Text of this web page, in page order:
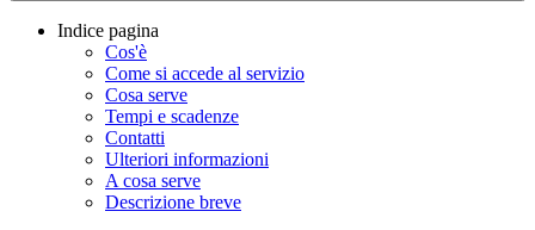
Indice pagina
Cos'è
Come si accede al servizio
Cosa serve
Tempi e scadenze
Contatti
Ulteriori informazioni
A cosa serve
Descrizione breve